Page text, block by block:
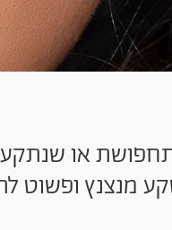
או שנתקעת
מנצנץ ופשוט